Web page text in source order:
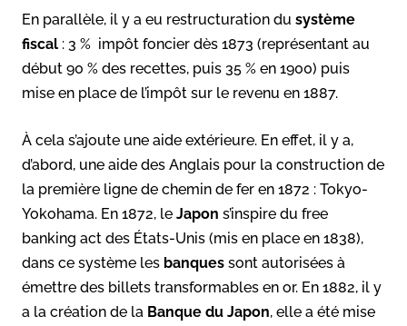
En parallèle, il y a eu restructuration du système
fiscal : 3 % impôt foncier dès 1873 (représentant au
début 90 % des recettes, puis 35 % en 1900) puis
mise en place de l’impôt sur le revenu en 1887.
À cela s’ajoute une aide extérieure. En effet, il y a,
d’abord, une aide des Anglais pour la construction de
la première ligne de chemin de fer en 1872 : Tokyo-
Yokohama. En 1872, le Japon s’inspire du free
banking act des États-Unis (mis en place en 1838),
dans ce système les banques sont autorisées à
émettre des billets transformables en or. En 1882, il y
a la création de la Banque du Japon, elle a été mise